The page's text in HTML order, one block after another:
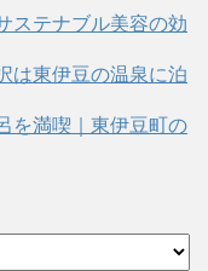
ステナブル美容の効
は東伊豆の温泉に泊
を満喫｜東伊豆町の